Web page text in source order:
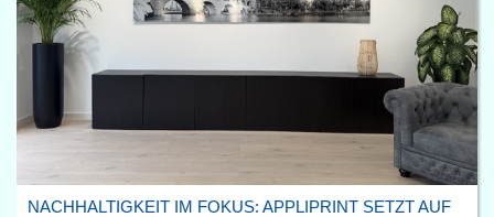
NACHHALTIGKEIT IM FOKUS: APPLIPRINT SETZT AUF